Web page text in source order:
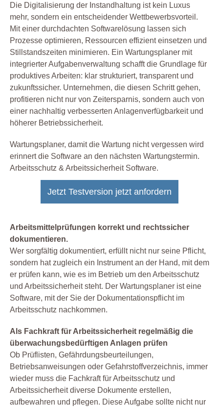
Die Digitalisierung der Instandhaltung ist kein Luxus
mehr, sondern ein entscheidender Wettbewerbsvorteil.
Mit einer durchdachten Softwarelösung lassen sich
Prozesse optimieren, Ressourcen effizient einsetzen und
Stillstandszeiten minimieren. Ein Wartungsplaner mit
integrierter Aufgabenverwaltung schafft die Grundlage für
produktives Arbeiten: klar strukturiert, transparent und
zukunftssicher. Unternehmen, die diesen Schritt gehen,
profitieren nicht nur von Zeitersparnis, sondern auch von
einer nachhaltig verbesserten Anlagenverfügbarkeit und
höherer Betriebssicherheit.
Wartungsplaner, damit die Wartung nicht vergessen wird
erinnert die Software an den nächsten Wartungstermin.
Arbeitsschutz & Arbeitssicherheit Software.
Jetzt Testversion jetzt anfordern
Arbeitsmittelprüfungen korrekt und rechtssicher
dokumentieren.
Wer sorgfältig dokumentiert, erfüllt nicht nur seine Pflicht,
sondern hat zugleich ein Instrument an der Hand, mit dem
er prüfen kann, wie es im Betrieb um den Arbeitsschutz
und Arbeitssicherheit steht. Der Wartungsplaner ist eine
Software, mit der Sie der Dokumentationspflicht im
Arbeitsschutz nachkommen.
Als Fachkraft für Arbeitssicherheit regelmäßig die
überwachungsbedürftigen Anlagen prüfen
Ob Prüflisten, Gefährdungsbeurteilungen,
Betriebsanweisungen oder Gefahrstoffverzeichnis, immer
wieder muss die Fachkraft für Arbeitsschutz und
Arbeitssicherheit diverse Dokumente erstellen,
aufbewahren und pflegen. Diese Aufgabe sollte nicht nur